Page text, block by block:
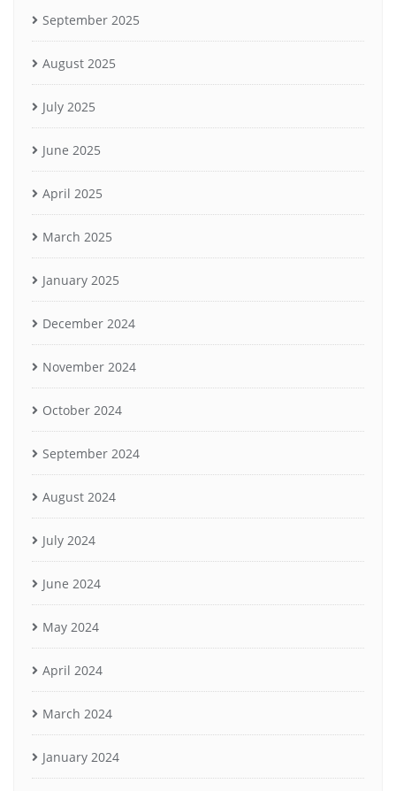
September 2025
August 2025
July 2025
June 2025
April 2025
March 2025
January 2025
December 2024
November 2024
October 2024
September 2024
August 2024
July 2024
June 2024
May 2024
April 2024
March 2024
January 2024